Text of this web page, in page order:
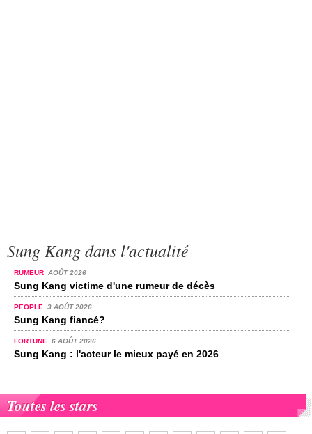
Sung Kang dans l'actualité
RUMEUR AOÛT 2026
Sung Kang victime d'une rumeur de décès
PEOPLE 3 AOÛT 2026
Sung Kang fiancé?
FORTUNE 6 AOÛT 2026
Sung Kang : l'acteur le mieux payé en 2026
Toutes les stars